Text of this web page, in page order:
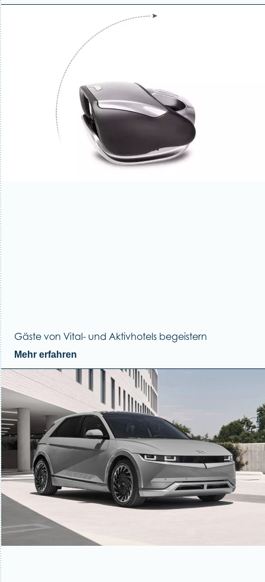
Gäste von Vital- und Aktivhotels begeistern
Mehr erfahren